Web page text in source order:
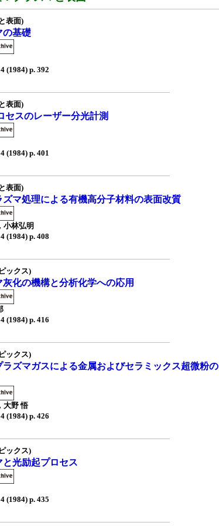
表面)
の基礎
(1984) p. 392
表面)
セスのレーザー分光計測
(1984) p. 401
表面)
ズマ処理による有機高分子材料の表面改質
小林弘明
(1984) p. 408
ックス)
灰化の機構と分析化学への応用
(1984) p. 416
ックス)
ラズマガスによる金属およびセラミックス超微粉の
大野 悟
(1984) p. 426
ックス)
と光励起プロセス
(1984) p. 435